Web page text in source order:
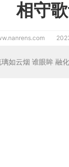
相守
如云烟 谁眼眸 融